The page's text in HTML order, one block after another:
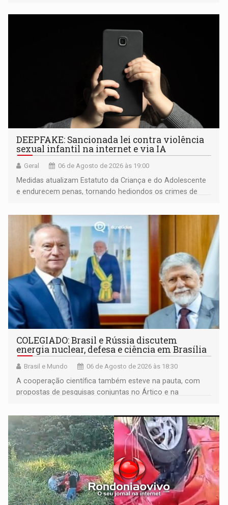
DEEPFAKE: Sancionada lei contra violência
sexual infantil na internet e via IA
Geral 06 de Agosto de 2026 às 19:00
Medidas atualizam Estatuto da Criança e do Adolescente
e endurecem penas, tornando hediondos os crimes de
COLEGIADO: Brasil e Rússia discutem
energia nuclear, defesa e ciência em Brasília
Brasil e Mundo 06 de Agosto de 2026 às 18:30
A cooperação científica também esteve na pauta, com
propostas de pesquisas conjuntas no Ártico e na